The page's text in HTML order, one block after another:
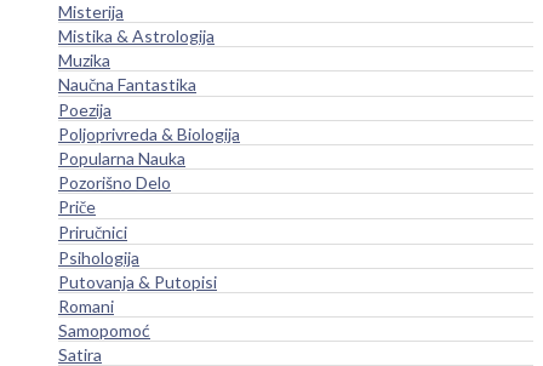
Misterija
Mistika & Astrologija
Muzika
Naučna Fantastika
Poezija
Poljoprivreda & Biologija
Popularna Nauka
Pozorišno Delo
Priče
Priručnici
Psihologija
Putovanja & Putopisi
Romani
Samopomoć
Satira